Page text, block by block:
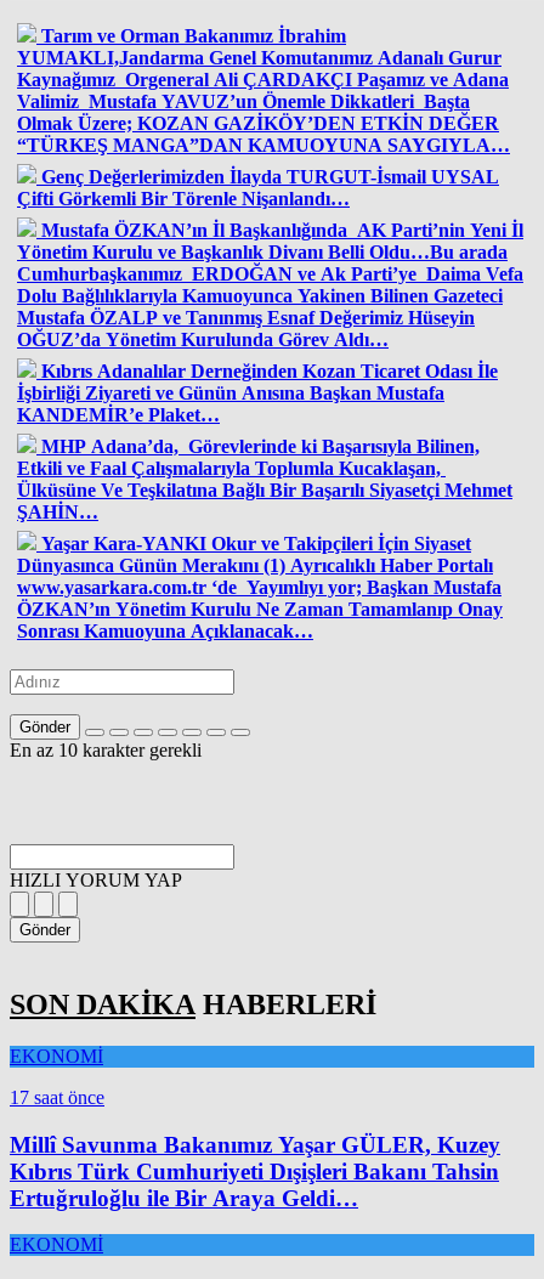
Tarım ve Orman Bakanımız İbrahim
YUMAKLI,Jandarma Genel Komutanımız Adanalı Gurur
Kaynağımız Orgeneral Ali ÇARDAKÇI Paşamız ve Adana
Valimiz Mustafa YAVUZ’un Önemle Dikkatleri Başta
Olmak Üzere; KOZAN GAZİKÖY’DEN ETKİN DEĞER
“TÜRKEŞ MANGA”DAN KAMUOYUNA SAYGIYLA…
Genç Değerlerimizden İlayda TURGUT-İsmail UYSAL
Çifti Görkemli Bir Törenle Nişanlandı…
Mustafa ÖZKAN’ın İl Başkanlığında AK Parti’nin Yeni İl
Yönetim Kurulu ve Başkanlık Divanı Belli Oldu…Bu arada
Cumhurbaşkanımız ERDOĞAN ve Ak Parti’ye Daima Vefa
Dolu Bağlılıklarıyla Kamuoyunca Yakinen Bilinen Gazeteci
Mustafa ÖZALP ve Tanınmış Esnaf Değerimiz Hüseyin
OĞUZ’da Yönetim Kurulunda Görev Aldı…
Kıbrıs Adanalılar Derneğinden Kozan Ticaret Odası İle
İşbirliği Ziyareti ve Günün Anısına Başkan Mustafa
KANDEMİR’e Plaket…
MHP Adana’da, Görevlerinde ki Başarısıyla Bilinen,
Etkili ve Faal Çalışmalarıyla Toplumla Kucaklaşan,
Ülküsüne Ve Teşkilatına Bağlı Bir Başarılı Siyasetçi Mehmet
ŞAHİN…
Yaşar Kara-YANKI Okur ve Takipçileri İçin Siyaset
Dünyasınca Günün Merakını (1) Ayrıcalıklı Haber Portalı
www.yasarkara.com.tr ‘de Yayımlıyı yor; Başkan Mustafa
ÖZKAN’ın Yönetim Kurulu Ne Zaman Tamamlanıp Onay
Sonrası Kamuoyuna Açıklanacak…
Gönder
En az 10 karakter gerekli
HIZLI YORUM YAP
Gönder
SON DAKİKA HABERLERİ
EKONOMİ
17 saat önce
Millî Savunma Bakanımız Yaşar GÜLER, Kuzey
Kıbrıs Türk Cumhuriyeti Dışişleri Bakanı Tahsin
Ertuğruloğlu ile Bir Araya Geldi…
EKONOMİ